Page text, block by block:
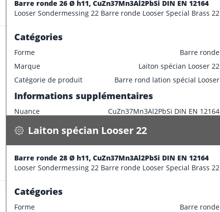
Informations supplémentaires
Barre ronde 26 Ø h11, CuZn37Mn3Al2PbSi DIN EN 12164
Looser Sondermessing 22 Barre ronde Looser Special Brass 22
Catégories
Forme
Barre ronde
Marque
Laiton spécian Looser 22
Catégorie de produit
Barre rond lation spécial Looser
Informations supplémentaires
Nuance CuZn37Mn3Al2PbSi DIN EN 12164
Caractéristiques dimensionnelles
Informations supplémentaires
Stock: 15.4 m
Laiton spécian Looser 22
5.100 kg / m
Spécifications
Laiton spécian Looser 22
Barre ronde 28 Ø h11, CuZn37Mn3Al2PbSi DIN EN 12164
Looser Sondermessing 22 Barre ronde Looser Special Brass 22
Catégories
Forme
Barre ronde
CONFECTIONNER
Stock: 22.3 m